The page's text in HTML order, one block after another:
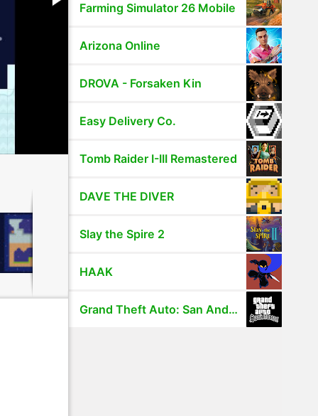
Farming Simulator 26 Mobile
Arizona Online
DROVA - Forsaken Kin
Easy Delivery Co.
Tomb Raider I-III Remastered
DAVE THE DIVER
Slay the Spire 2
HAAK
Grand Theft Auto: San Andreas